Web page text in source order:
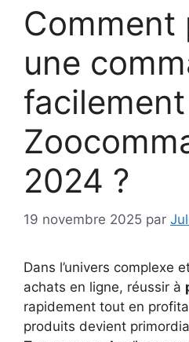
Comment
une
2024 ?
19 novembre 2025 par
Dans l’univers complexe
achats en ligne, réussir à
rapidement tout en
produits devient